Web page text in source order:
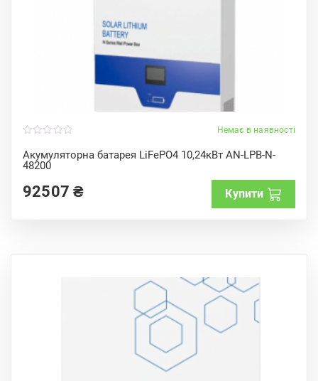
Немає в наявності
Акумуляторна батарея LiFePO4 10,24кВт AN-LPB-N-
48200
o
u
t
f
5
92507₴ Купити